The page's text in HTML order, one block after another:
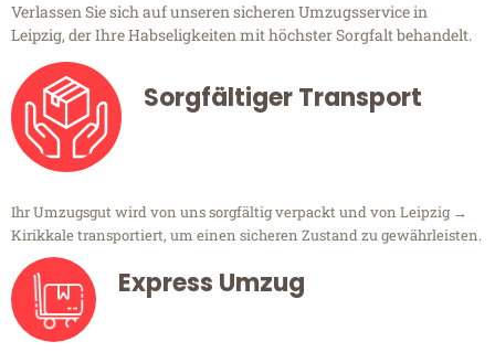
Verlassen Sie sich auf unseren sicheren Umzugsservice in
Leipzig, der Ihre Habseligkeiten mit höchster Sorgfalt behandelt.
Sorgfältiger Transport
Ihr Umzugsgut wird von uns sorgfältig verpackt und von Leipzig →
Kirikkale transportiert, um einen sicheren Zustand zu gewährleisten.
Express Umzug